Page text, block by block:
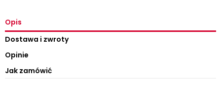
Opis
Dostawa i zwroty
Opinie
Jak zamówić